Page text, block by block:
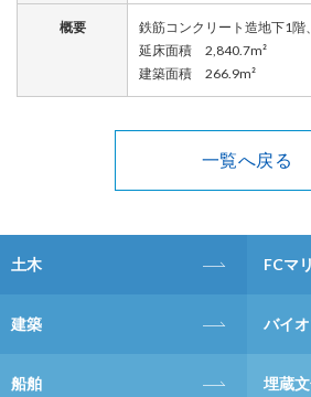
概要
鉄筋コンクリート造地下1階
延床面積 2,840.7m²
建築面積 266.9m²
一覧へ戻る
土木 FCマ
建築 バイ
船舶 埋蔵